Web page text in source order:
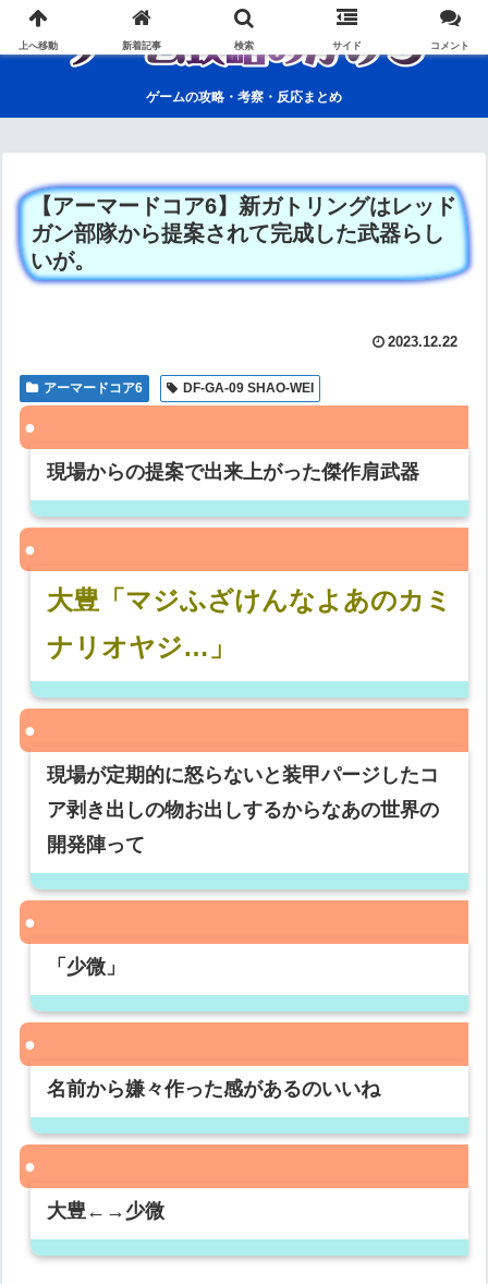
ゲームの攻略・考察・反応まとめ
【アーマードコア6】新ガトリングはレッド
ガン部隊から提案されて完成した武器らし
いが。
2023.12.22
アーマードコア6 DF-GA-09 SHAO-WEI
現場からの提案で出来上がった傑作肩武器
大豊「マジふざけんなよあのカミ
ナリオヤジ…」
現場が定期的に怒らないと装甲パージしたコ
ア剥き出しの物お出しするからなあの世界の
開発陣って
「少微」
名前から嫌々作った感があるのいいね
大豊←→少微
上へ移動 新着記事 検索 サイド コメント